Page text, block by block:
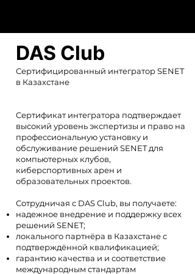
DAS Club
Сертифицированный интегратор SENET
в Казахстане
Cертификат интегратора подтверждает
высокий уровень экспертизы и право на
профессиональную установку и
обслуживание решений SENET для
компьютерных клубов,
киберспортивных арен и
образовательных проектов.
Сотрудничая с DAS Club, вы получаете:
надежное внедрение и поддержку всех
решений SENET;
локального партнёра в Казахстане с
подтверждённой квалификацией;
гарантию качества и и соответствие
международным стандартам